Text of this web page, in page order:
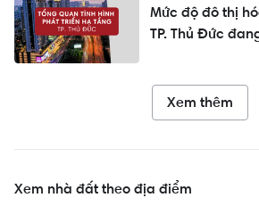
Mức độ đô thị
TP. Thủ Đức
Xem thêm
Xem nhà đất theo địa điểm